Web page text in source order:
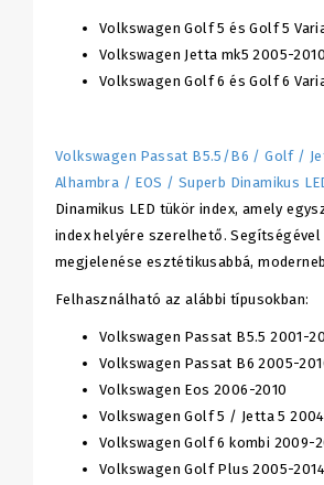
Volkswagen Golf 5 és Golf 5
Volkswagen Jetta mk5 2005-2010
Volkswagen Golf 6 és Golf 6
Volkswagen Passat B5.5/B6 / Golf /
Alhambra / EOS / Superb Dinamikus
Dinamikus LED tükör index, amely
index helyére szerelhető. Segítségével
megjelenése esztétikusabbá,
Felhasználható az alábbi típusokban:
Volkswagen Passat B5.5 2001-
Volkswagen Passat B6 2005-
Volkswagen Eos 2006-2010
Volkswagen Golf 5 / Jetta 5
Volkswagen Golf 6 kombi 2009-
Volkswagen Golf Plus 2005-2014